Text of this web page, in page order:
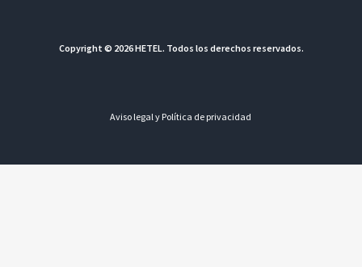
Copyright © 2026 HETEL. Todos los derechos reservados.
Aviso legal y Política de privacidad